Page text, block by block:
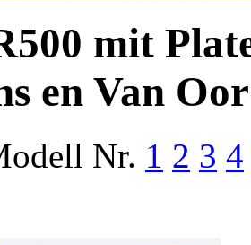
mit
en Van
Nr. 1 2 3 4